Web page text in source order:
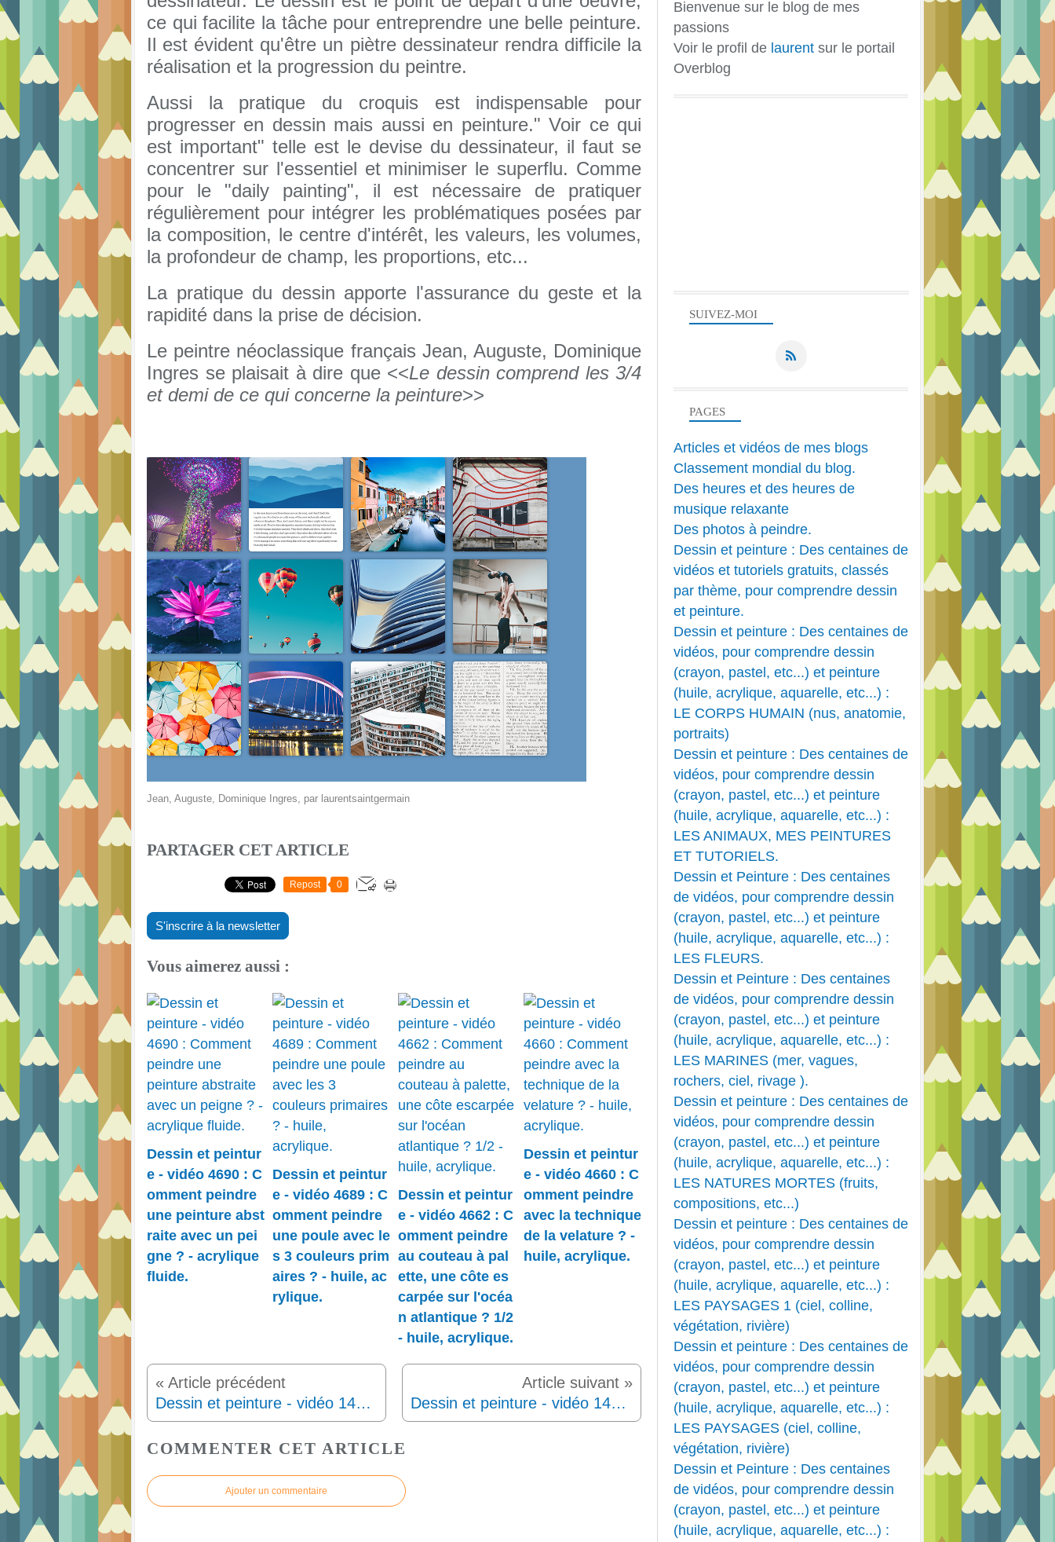
ce qui facilite la tâche pour entreprendre une belle peinture.
Il est évident qu'être un piètre dessinateur rendra difficile la
réalisation et la progression du peintre.
Aussi la pratique du croquis est indispensable pour
progresser en dessin mais aussi en peinture." Voir ce qui
est important" telle est le devise du dessinateur, il faut se
concentrer sur l'essentiel et minimiser le superflu. Comme
pour le "daily painting", il est nécessaire de pratiquer
régulièrement pour intégrer les problématiques posées par
la composition, le centre d'intérêt, les valeurs, les volumes,
la profondeur de champ, les proportions, etc...
La pratique du dessin apporte l'assurance du geste et la
rapidité dans la prise de décision.
Le peintre néoclassique français Jean, Auguste, Dominique
Ingres se plaisait à dire que <<Le dessin comprend les 3/4
et demi de ce qui concerne la peinture>>
Jean, Auguste, Dominique Ingres, par laurentsaintgermain
PARTAGER CET ARTICLE
Repost 0
S'inscrire à la newsletter
Vous aimerez aussi :
Dessin et peintur
e - vidéo 4690 : C
omment peindre
une peinture abst
raite avec un pei
gne ? - acrylique
fluide.
Dessin et peintur
e - vidéo 4689 : C
omment peindre
une poule avec le
s 3 couleurs prim
aires ? - huile, ac
rylique.
Dessin et peintur
e - vidéo 4662 : C
omment peindre
au couteau à pal
ette, une côte es
carpée sur l'océa
n atlantique ? 1/2
- huile, acrylique.
Dessin et peintur
e - vidéo 4660 : C
omment peindre
avec la technique
de la velature ? -
huile, acrylique.
Dessin et peinture - vidéo 1460: Peindre à l'huile sur toile, un bouquet de fleurs sauvages ( paquerettes, soucis et fleurs des champs). Dessin et peinture - vidéo 1462: Je veux apprendre à peindre (Il faut s'intéresser à l'art et à la peinture en particulier)- conseil 5.
COMMENTER CET ARTICLE
Ajouter un commentaire
SUIVEZ-MOI
Bienvenue sur le blog de mes
passions
Voir le profil de laurent sur le portail
Overblog
PAGES
Articles et vidéos de mes blogs
Classement mondial du blog.
Des heures et des heures de
musique relaxante
Des photos à peindre.
Dessin et peinture : Des centaines de
vidéos et tutoriels gratuits, classés
par thème, pour comprendre dessin
et peinture.
Dessin et peinture : Des centaines de
vidéos, pour comprendre dessin
(crayon, pastel, etc...) et peinture
(huile, acrylique, aquarelle, etc...) :
LE CORPS HUMAIN (nus, anatomie,
portraits)
Dessin et peinture : Des centaines de
vidéos, pour comprendre dessin
(crayon, pastel, etc...) et peinture
(huile, acrylique, aquarelle, etc...) :
LES ANIMAUX, MES PEINTURES
ET TUTORIELS.
Dessin et Peinture : Des centaines
de vidéos, pour comprendre dessin
(crayon, pastel, etc...) et peinture
(huile, acrylique, aquarelle, etc...) :
LES FLEURS.
Dessin et Peinture : Des centaines
de vidéos, pour comprendre dessin
(crayon, pastel, etc...) et peinture
(huile, acrylique, aquarelle, etc...) :
LES MARINES (mer, vagues,
rochers, ciel, rivage ).
Dessin et peinture : Des centaines de
vidéos, pour comprendre dessin
(crayon, pastel, etc...) et peinture
(huile, acrylique, aquarelle, etc...) :
LES NATURES MORTES (fruits,
compositions, etc...)
Dessin et peinture : Des centaines de
vidéos, pour comprendre dessin
(crayon, pastel, etc...) et peinture
(huile, acrylique, aquarelle, etc...) :
LES PAYSAGES 1 (ciel, colline,
végétation, rivière)
Dessin et peinture : Des centaines de
vidéos, pour comprendre dessin
(crayon, pastel, etc...) et peinture
(huile, acrylique, aquarelle, etc...) :
LES PAYSAGES (ciel, colline,
végétation, rivière)
Dessin et Peinture : Des centaines
de vidéos, pour comprendre dessin
(crayon, pastel, etc...) et peinture
(huile, acrylique, aquarelle, etc...) :